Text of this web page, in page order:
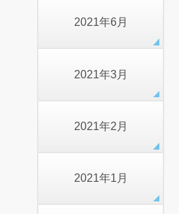
2021年6月
2021年3月
2021年2月
2021年1月